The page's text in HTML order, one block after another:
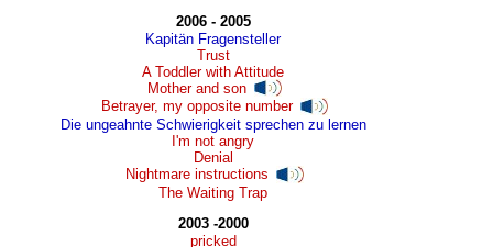
2006 - 2005
Kapitän Fragensteller
Trust
A Toddler with Attitude
Mother and son
Betrayer, my opposite number
Die ungeahnte Schwierigkeit sprechen zu lernen
I'm not angry
Denial
Nightmare instructions
The Waiting Trap
2003 -2000
pricked